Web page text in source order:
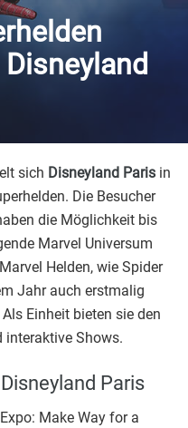
sich Disneyland Paris in
Die Besucher
die Möglichkeit bis
Marvel Universum
Helden, wie Spider
Jahr auch erstmalig
Einheit bieten sie den
interaktive Shows.
Paris
Make Way for a